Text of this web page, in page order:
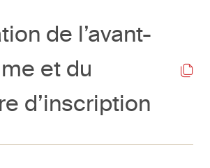
de l’avant-
et du
d’inscription